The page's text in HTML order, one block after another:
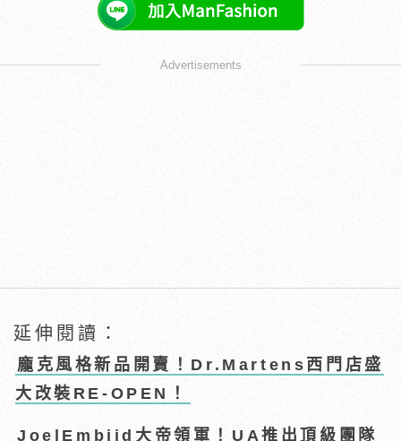
Advertisements
延伸閱讀：
龐克風格新品開賣！Dr.Martens西門店盛
大改裝RE-OPEN！
JoelEmbiid大帝領軍！UA推出頂級團隊